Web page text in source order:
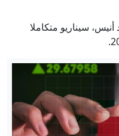
مطاردة "عنكبوت" نظام
لبي بي سي
البنتاغون يمهل شركات السلاح 21 يوما
الإنتاجتعلن إخماد حريق
لأرامكو في جيزان
شهادة طبيبة
سيناريو متكاملا